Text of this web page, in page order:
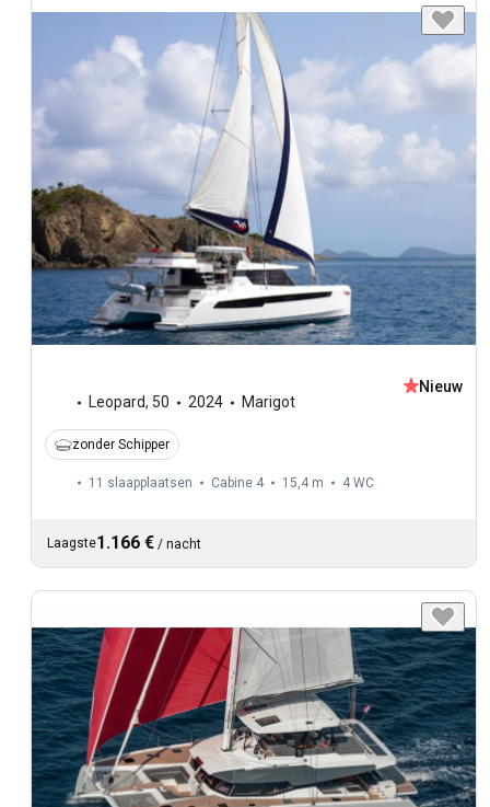
Leopard, 50 2024 Marigot
Nieuw
zonder Schipper
11 slaapplaatsen Cabine 4 15,4 m 4 WC
Laagste1.166 € / nacht